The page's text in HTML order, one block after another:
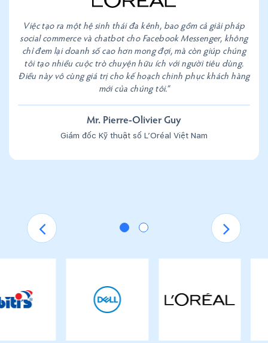
Việc tạo ra một hệ sinh thái đa kênh, bao gồm cả giải pháp
social commerce và chatbot cho Facebook Messenger, không
chỉ đem lại doanh số cao hơn mong đợi, mà còn giúp chúng
tôi tạo nhiều cuộc trò chuyện hữu ích với người tiêu dùng.
Điều này vô cùng giá trị cho kế hoạch chinh phục khách hàng
mới của chúng tôi.”
Mr. Pierre-Olivier Guy
Giám đốc Kỹ thuật số L’Oréal Việt Nam